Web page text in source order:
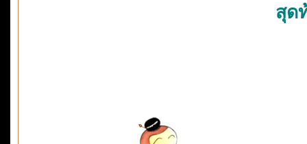
สุด